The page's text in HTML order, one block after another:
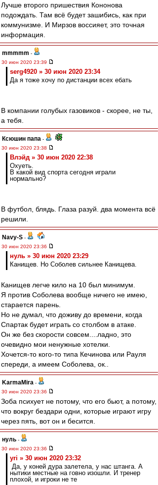
Лучше второго пришествия Кононова
подождать. Там всё будет зашибись, как при
коммунизме. И Мирзов воссияет, это точная
информация.
mmmmm -
30 июн 2020 23:39
serg4920 » 30 июн 2020 23:34
Да я тоже хочу по дистанции всех ебать
В компании голубых газовиков - скорее, не ты,
а тебя.
Ксюшин папа -
30 июн 2020 23:38
Влэйд » 30 июн 2020 22:38
Охуеть.
В какой вид спорта сегодня играли
нормально?
В футбол, блядь. Глаза разуй. два момента всё
решили.
Navy-S -
30 июн 2020 23:36
нуль » 30 июн 2020 23:29
Канищев. Но Соболев сильнее Канищева.
Канищев легче кило на 10 был минимум.
Я против Соболева вообще ничего не имею,
старается парень.
Но не думал, что доживу до времени, когда
Спартак будет играть со столбом в атаке.
Он же без скорости совсем....ладно, это
очевидно мои ненужные хотелки.
Хочется-то кого-то типа Кечинова или Рауля
спереди, а имеем Соболева, ок..
KarmaMira -
30 июн 2020 23:36
Зоба психует не потому, что его бьют, а потому,
что вокруг бездари одни, которые играют игру
через пять, вот он и бесится.
нуль -
30 июн 2020 23:36
yri » 30 июн 2020 23:32
Да, у коней дура залетела, у нас штанга. А
нытики местные на говно изошли. И тренер
плохой, и игроки не те